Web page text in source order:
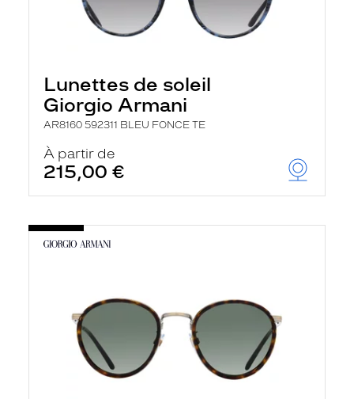
Lunettes de soleil
Giorgio Armani
AR8160 592311 BLEU FONCE TE
À partir de
215,00 €